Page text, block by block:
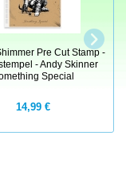
Pre Cut Stamp -
- Andy Skinner
Special
14,99 €